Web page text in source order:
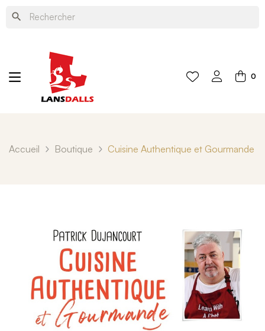
search
0
Accueil Boutique Cuisine Authentique et Gourmande